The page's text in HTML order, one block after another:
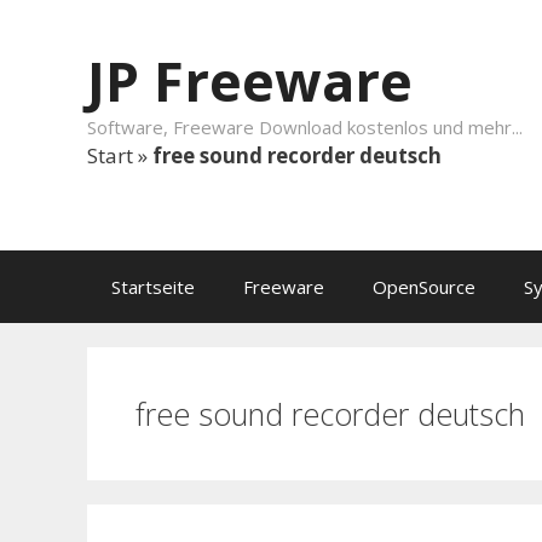
JP Freeware
Software, Freeware Download kostenlos und mehr...
Start» free sound recorder deutsch
Startseite Freeware OpenSource
free sound recorder deutsch